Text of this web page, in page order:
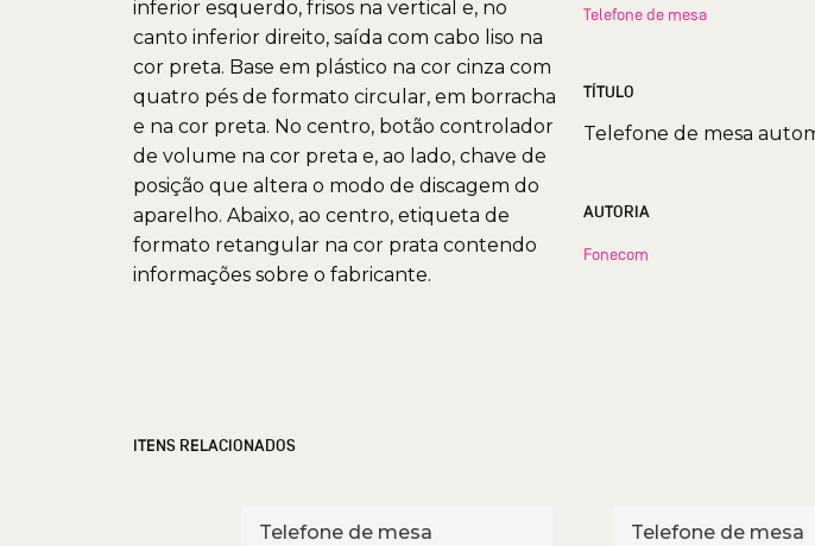
inferior esquerdo, frisos na vertical e, no
canto inferior direito, saída com cabo liso na
cor preta. Base em plástico na cor cinza com
quatro pés de formato circular, em borracha
e na cor preta. No centro, botão controlador
de volume na cor preta e, ao lado, chave de
posição que altera o modo de discagem do
aparelho. Abaixo, ao centro, etiqueta de
formato retangular na cor prata contendo
informações sobre o fabricante.
Telefone de mesa
TÍTULO
Telefone de mesa
AUTORIA
Fonecom
ITENS RELACIONADOS
Telefone de mesa Telefone de mesa